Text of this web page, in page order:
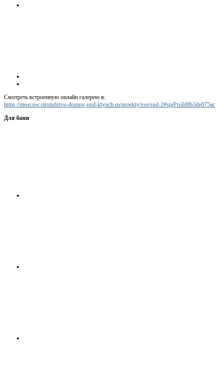
Смотреть встроенную онлайн галерею в:
https://moscow.stroitelstvo-domov-pod-klyuch.ru/proekty/vse/spd-2#sigProId8b3de075ac
Для бани